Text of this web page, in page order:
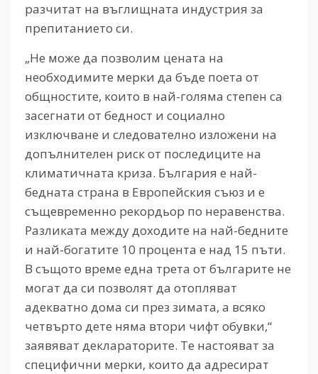
разчитат на въглищната индустрия за
препитанието си.
„Не може да позволим цената на
необходимите мерки да бъде поета от
общностите, които в най-голяма степен са
засегнати от бедност и социално
изключване и следователно изложени на
допълнителен риск от последиците на
климатичната криза. България е най-
бедната страна в Европейския съюз и е
същевременно рекордьор по неравенства.
Разликата между доходите на най-бедните
и най-богатите 10 процента е над 15 пъти.
В същото време една трета от българите не
могат да си позволят да отопляват
адекватно дома си през зимата, а всяко
четвърто дете няма втори чифт обувки,“
заявяват деклараторите. Те настояват за
специфични мерки, които да адресират